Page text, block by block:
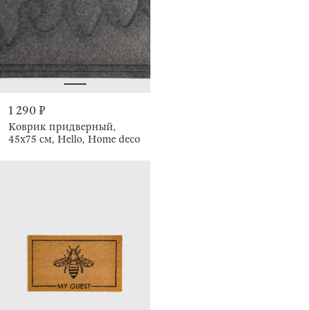
1 290 ₽
Коврик придверный,
45х75 см, Hello, Home deco